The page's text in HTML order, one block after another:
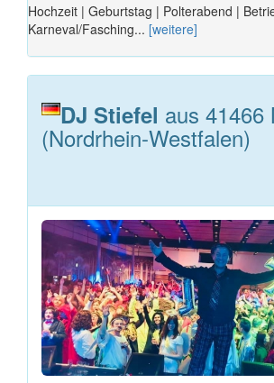
Hochzeit | Geburtstag | Polterabend |
Karneval/Fasching... [weitere]
DJ Stiefel aus 41466
(Nordrhein-Westfalen)